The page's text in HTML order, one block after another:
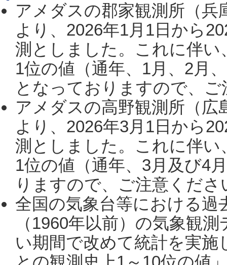
アメダスの郡家観測所（
より、2026年1月1日から
測としました。これに伴い
1位の値（通年、1月、2月
となっておりますので、
アメダスの高野観測所（
より、2026年3月1日から
測としました。これに伴い
1位の値（通年、3月及び4
りますので、ご注意くだ
全国の気象台等における過
（1960年以前）の気象観
い期間で改めて統計を実